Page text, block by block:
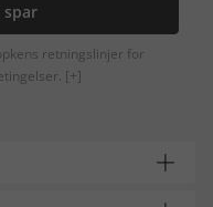
spar
retningslinjer for
[+]